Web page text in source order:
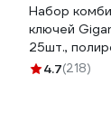
Набор
ключей
25шт.,
хром, Сталь
4.7(218)